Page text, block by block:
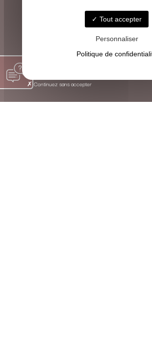
Tout accepter
Personnaliser
Politique de
Continuez sans accepter